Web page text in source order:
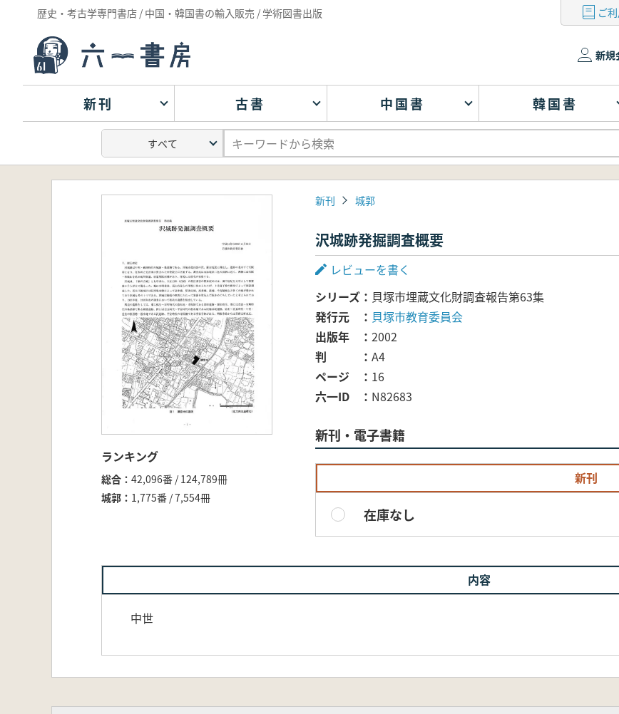
歴史・考古学専門書店 / 中国・韓国書の輸入販売 / 学術図書出版 ご
新規
新刊 古書 中国書 韓国書
ランキング
総合
42,096番 / 124,789冊
城郭
1,775番 / 7,554冊
新刊 城郭
沢城跡発掘調査概要
レビューを書く
シリーズ
貝塚市埋蔵文化財調査報告第63集
発行元
貝塚市教育委員会
出版年
2002
判
A4
ページ
16
六一ID
N82683
新刊・電子書籍
新刊
在庫なし
内容
中世